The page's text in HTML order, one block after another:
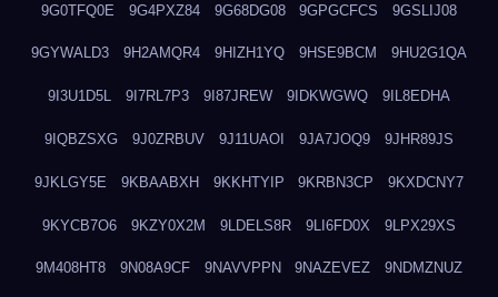
9G0TFQ0E 9G4PXZ84 9G68DG08 9GPGCFCS 9GSLIJ08
9GYWALD3 9H2AMQR4 9HIZH1YQ 9HSE9BCM 9HU2G1QA
9I3U1D5L 9I7RL7P3 9I87JREW 9IDKWGWQ 9IL8EDHA
9IQBZSXG 9J0ZRBUV 9J11UAOI 9JA7JOQ9 9JHR89JS
9JKLGY5E 9KBAABXH 9KKHTYIP 9KRBN3CP 9KXDCNY7
9KYCB7O6 9KZY0X2M 9LDELS8R 9LI6FD0X 9LPX29XS
9M408HT8 9N08A9CF 9NAVVPPN 9NAZEVEZ 9NDMZNUZ